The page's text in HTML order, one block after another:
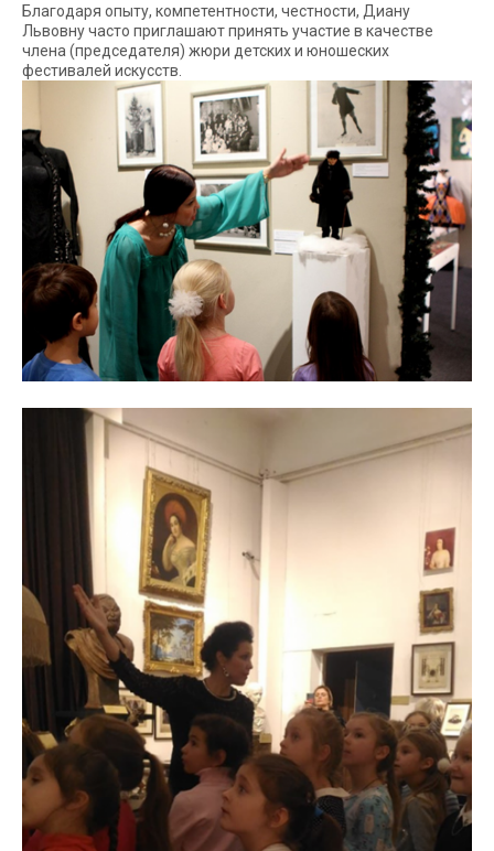
Благодаря опыту, компетентности, честности, Диану
Львовну часто приглашают принять участие в качестве
члена (председателя) жюри детских и юношеских
фестивалей искусств.